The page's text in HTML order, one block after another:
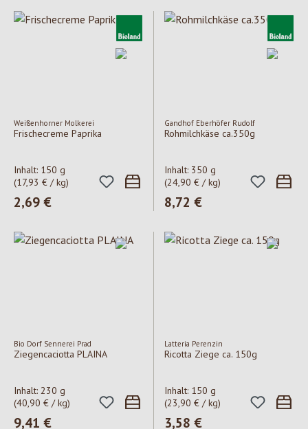
Weißenhorner Molkerei
Frischecreme Paprika
Inhalt: 150 g
(17,93 € / kg)
Regulärer Preis:
2,69 €
Gandhof Eberhöfer Rudolf
Rohmilchkäse ca.350g
Inhalt: 350 g
(24,90 € / kg)
Regulärer Preis:
8,72 €
Bio Dorf Sennerei Prad
Ziegencaciotta PLAINA
Inhalt: 230 g
(40,90 € / kg)
Regulärer Preis:
9,41 €
Latteria Perenzin
Ricotta Ziege ca. 150g
Inhalt: 150 g
(23,90 € / kg)
Regulärer Preis:
3,58 €